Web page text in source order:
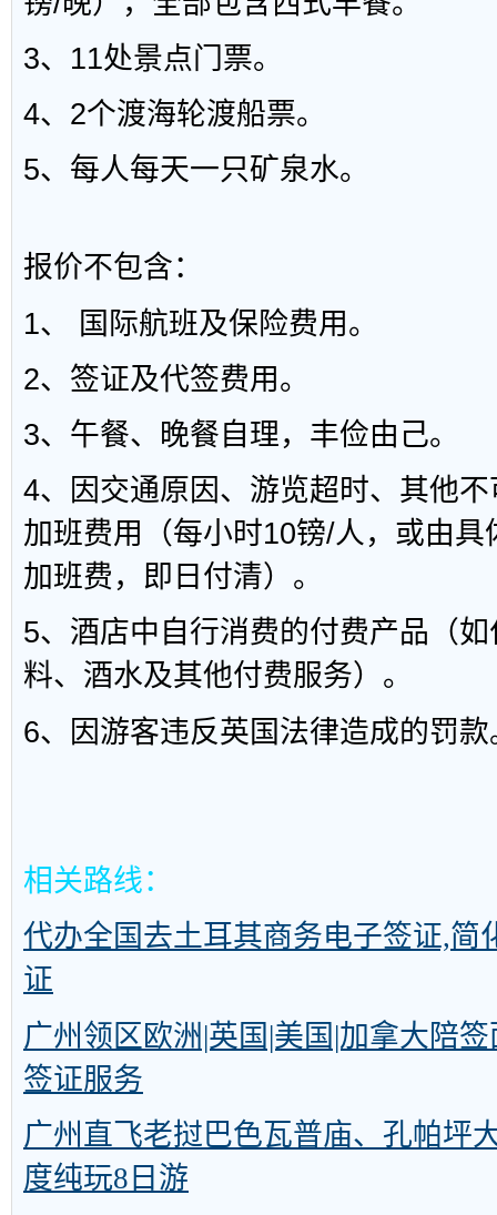
3、11处景点门票。
4、2个渡海轮渡船票。
5、每人每天一只矿泉水。
报价不包含：
1、 国际航班及保险费用。
2、签证及代签费用。
3、午餐、晚餐自理，丰俭由己。
4、因交通原因、游览超时、其他
加班费用（每小时10镑/人，或由具
加班费，即日付清）。
5、酒店中自行消费的付费产品（
料、酒水及其他付费服务）。
6、因游客违反英国法律造成的罚款
相关路线：
代办全国去土耳其商务电子签证,简
证
广州领区欧洲|英国|美国|加拿大陪
签证服务
广州直飞老挝巴色瓦普庙、孔帕坪
度纯玩8日游